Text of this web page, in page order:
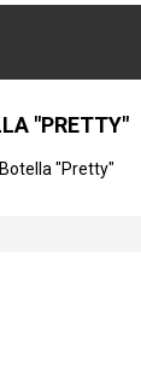
"PRETTY"
Botella "Pretty"